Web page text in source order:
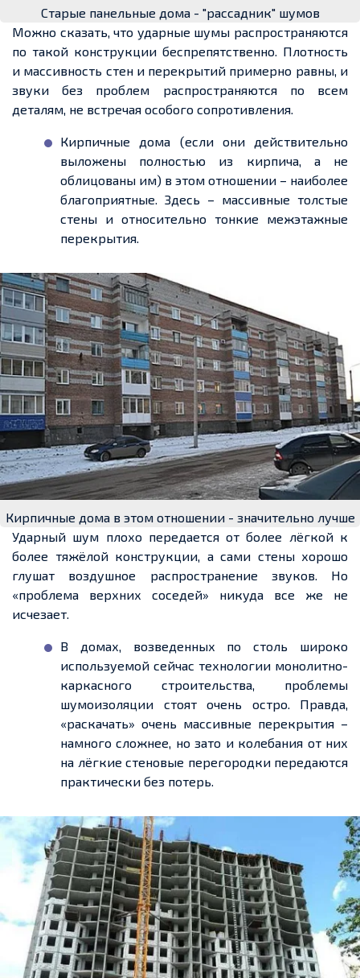
Старые панельные дома - "рассадник" шумов
Можно сказать, что ударные шумы распространяются
по такой конструкции беспрепятственно. Плотность
и массивность стен и перекрытий примерно равны, и
звуки без проблем распространяются по всем
деталям, не встречая особого сопротивления.
Кирпичные дома (если они действительно
выложены полностью из кирпича, а не
облицованы им) в этом отношении – наиболее
благоприятные. Здесь – массивные толстые
стены и относительно тонкие межэтажные
перекрытия.
Кирпичные дома в этом отношении - значительно лучше
Ударный шум плохо передается от более лёгкой к
более тяжёлой конструкции, а сами стены хорошо
глушат воздушное распространение звуков. Но
«проблема верхних соседей» никуда все же не
исчезает.
В домах, возведенных по столь широко
используемой сейчас технологии монолитно-
каркасного строительства, проблемы
шумоизоляции стоят очень остро. Правда,
«раскачать» очень массивные перекрытия –
намного сложнее, но зато и колебания от них
на лёгкие стеновые перегородки передаются
практически без потерь.